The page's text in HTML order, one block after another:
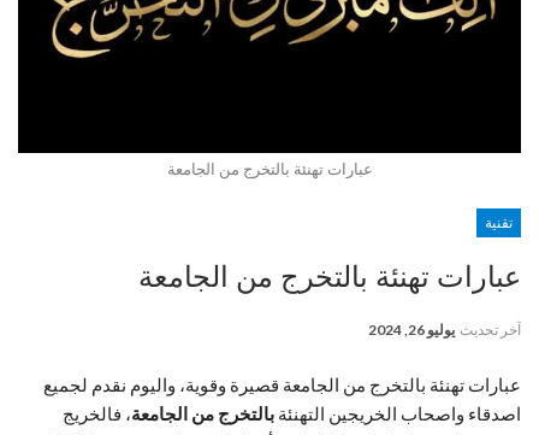
عبارات تهنئة بالتخرج من الجامعة
تقنية
عبارات تهنئة بالتخرج من الجامعة
آخر تحديث يوليو 26, 2024
عبارات تهنئة بالتخرج من الجامعة قصيرة وقوية، واليوم نقدم لجميع
اصدقاء واصحاب الخريجين التهنئة بالتخرج من الجامعة، فالخريج